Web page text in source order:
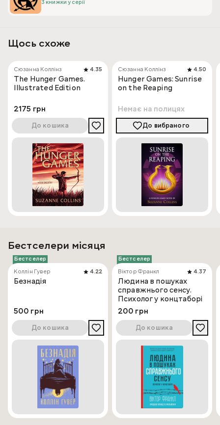
3 книжки у серії
Щось схоже
Сюзанна Коллінз 4.35
The Hunger Games.
Illustrated Edition
2175 грн
До кошика
Сюзанна Коллінз 4.50
Hunger Games: Sunrise
on the Reaping
Немає на полицях
До вибраного
Бестселери місяця
Бестселер
Коллін Гувер
4.22
Безнадія
500 грн
До кошика
Бестселер
Віктор Франкл
4.37
Людина в пошуках
справжнього сенсу.
Психолог у концтаборі
200 грн
До кошика